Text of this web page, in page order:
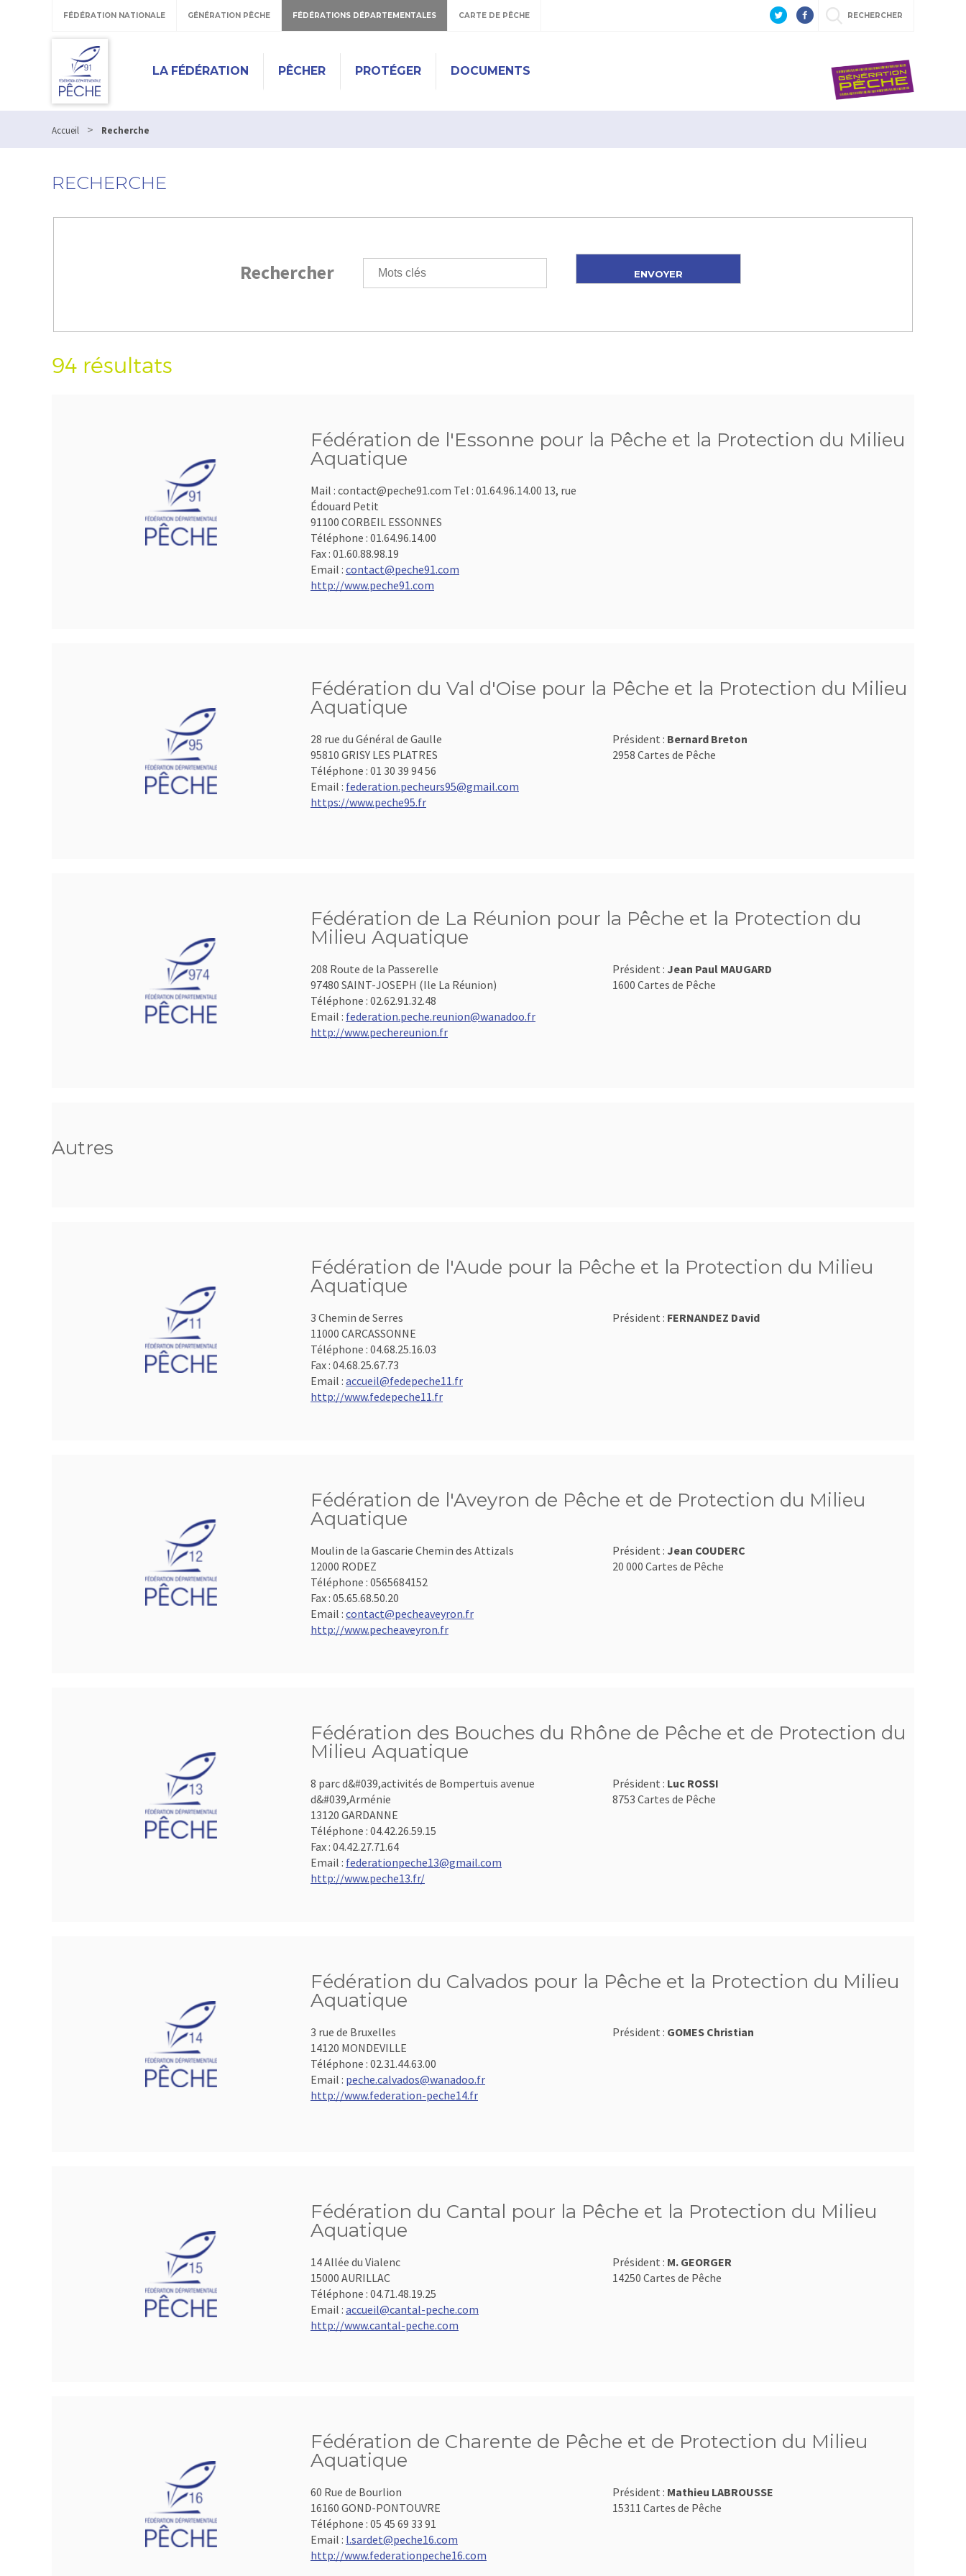
FÉDÉRATION NATIONALE GÉNÉRATION PÊCHE FÉDÉRATIONS DÉPARTEMENTALES CARTE DE PÊCHE RECHERCHER
LA FÉDÉRATION PÊCHER PROTÉGER DOCUMENTS
Accueil > Recherche
RECHERCHE
Rechercher
94 résultats
Fédération de l'Essonne pour la Pêche et la Protection du Milieu
Aquatique
Mail : contact@peche91.com Tel : 01.64.96.14.00 13, rue
Édouard Petit
91100 CORBEIL ESSONNES
Téléphone : 01.64.96.14.00
Fax : 01.60.88.98.19
Email : contact@peche91.com
http://www.peche91.com
Fédération du Val d'Oise pour la Pêche et la Protection du Milieu
Aquatique
28 rue du Général de Gaulle
95810 GRISY LES PLATRES
Téléphone : 01 30 39 94 56
Email : federation.pecheurs95@gmail.com
https://www.peche95.fr
Président : Bernard Breton
2958 Cartes de Pêche
Fédération de La Réunion pour la Pêche et la Protection du
Milieu Aquatique
208 Route de la Passerelle
97480 SAINT-JOSEPH (Ile La Réunion)
Téléphone : 02.62.91.32.48
Email : federation.peche.reunion@wanadoo.fr
http://www.pechereunion.fr
Président : Jean Paul MAUGARD
1600 Cartes de Pêche
Autres
Fédération de l'Aude pour la Pêche et la Protection du Milieu
Aquatique
3 Chemin de Serres
11000 CARCASSONNE
Téléphone : 04.68.25.16.03
Fax : 04.68.25.67.73
Email : accueil@fedepeche11.fr
http://www.fedepeche11.fr
Président : FERNANDEZ David
Fédération de l'Aveyron de Pêche et de Protection du Milieu
Aquatique
Moulin de la Gascarie Chemin des Attizals
12000 RODEZ
Téléphone : 0565684152
Fax : 05.65.68.50.20
Email : contact@pecheaveyron.fr
http://www.pecheaveyron.fr
Président : Jean COUDERC
20 000 Cartes de Pêche
Fédération des Bouches du Rhône de Pêche et de Protection du
Milieu Aquatique
8 parc d&#039,activités de Bompertuis avenue
d&#039,Arménie
13120 GARDANNE
Téléphone : 04.42.26.59.15
Fax : 04.42.27.71.64
Email : federationpeche13@gmail.com
http://www.peche13.fr/
Président : Luc ROSSI
8753 Cartes de Pêche
Fédération du Calvados pour la Pêche et la Protection du Milieu
Aquatique
3 rue de Bruxelles
14120 MONDEVILLE
Téléphone : 02.31.44.63.00
Email : peche.calvados@wanadoo.fr
http://www.federation-peche14.fr
Président : GOMES Christian
Fédération du Cantal pour la Pêche et la Protection du Milieu
Aquatique
14 Allée du Vialenc
15000 AURILLAC
Téléphone : 04.71.48.19.25
Email : accueil@cantal-peche.com
http://www.cantal-peche.com
Président : M. GEORGER
14250 Cartes de Pêche
Fédération de Charente de Pêche et de Protection du Milieu
Aquatique
60 Rue de Bourlion
16160 GOND-PONTOUVRE
Téléphone : 05 45 69 33 91
Email : l.sardet@peche16.com
http://www.federationpeche16.com
Président : Mathieu LABROUSSE
15311 Cartes de Pêche